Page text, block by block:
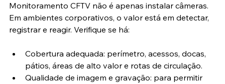
Monitoramento CFTV não é apenas instalar câmeras.
Em ambientes corporativos, o valor está em detectar,
registrar e reagir. Verifique se há:
Cobertura adequada: perímetro, acessos, docas,
pátios, áreas de alto valor e rotas de circulação.
Qualidade de imagem e gravação: para permitir